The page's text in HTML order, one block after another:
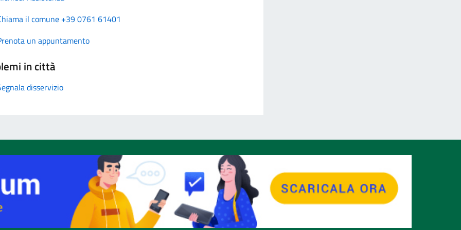
il comune +39 0761 61401
un appuntamento
in città
disservizio